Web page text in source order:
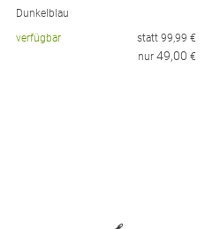
Dunkelblau
verfügbar
statt 99,99 €
nur 49,00 €